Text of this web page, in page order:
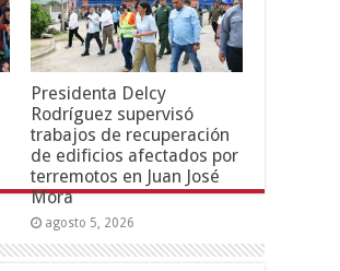
Presidenta Delcy
Rodríguez supervisó
trabajos de recuperación
de edificios afectados por
terremotos en Juan José
Mora
agosto 5, 2026